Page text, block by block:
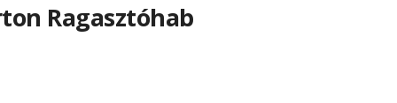
Ragasztóhab